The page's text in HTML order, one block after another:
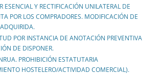
ESENCIAL Y RECTIFICACIÓN UNILATERAL DE
POR LOS COMPRADORES. MODIFICACIÓN DE
POR INSTANCIA DE ANOTACIÓN PREVENTIVA
DE DISPONER.
PROHIBICIÓN ESTATUTARIA
HOSTELERO/ACTIVIDAD COMERCIAL).